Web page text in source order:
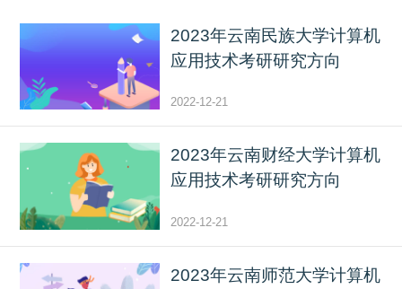
2023年云南民族大学计算机
应用技术考研研究方向
2022-12-21
2023年云南财经大学计算机
应用技术考研研究方向
2022-12-21
2023年云南师范大学计算机